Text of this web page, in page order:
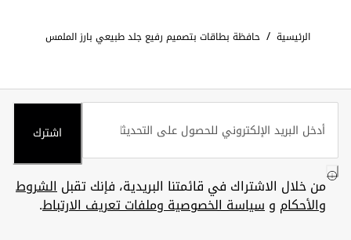
الرئيسية / حافظة بطاقات بتصميم رفيع جلد طبيعي بارز الملمس
اشترك
من خلال الاشتراك في قائمتنا البريدية، فإنك تقبلالشروط
والأحكام وسياسة الخصوصية وملفات تعريف الارتباط.